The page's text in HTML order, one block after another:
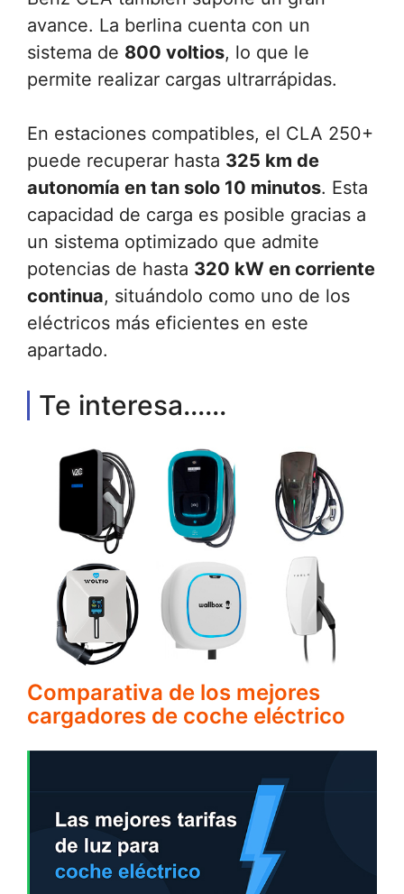
avance. La berlina cuenta con un
sistema de 800 voltios, lo que le
permite realizar cargas ultrarrápidas.
En estaciones compatibles, el CLA 250+
puede recuperar hasta 325 km de
autonomía en tan solo 10 minutos. Esta
capacidad de carga es posible gracias a
un sistema optimizado que admite
potencias de hasta 320 kW en corriente
continua, situándolo como uno de los
eléctricos más eficientes en este
apartado.
Te interesa......
Comparativa de los mejores
cargadores de coche eléctrico